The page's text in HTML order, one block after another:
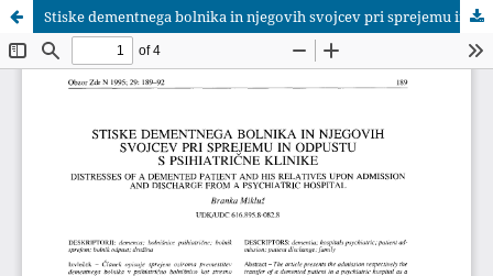
Stiske dementnega bolnika in njegovih svojcev pri sprejemu in odpustu s psihiatrične klinike